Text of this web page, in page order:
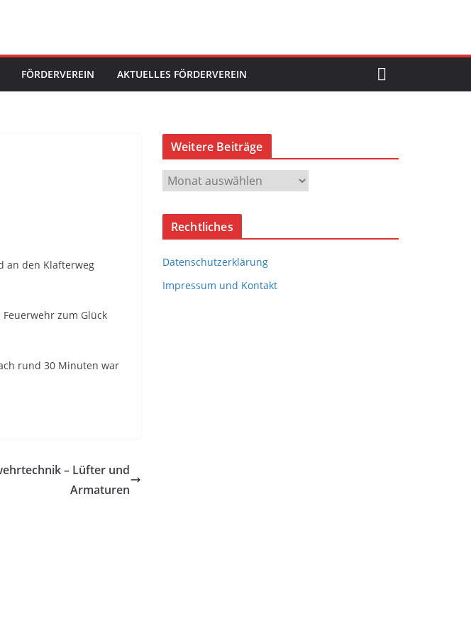
FÖRDERVEREIN AKTUELLES FÖRDERVEREIN
an den Klafterweg
zum Glück
rund 30 Minuten war
– Lüfter und
Armaturen
Weitere Beiträge
W
e
i
r
e
Rechtliches
Datenschutzerklärung
Impressum und Kontakt